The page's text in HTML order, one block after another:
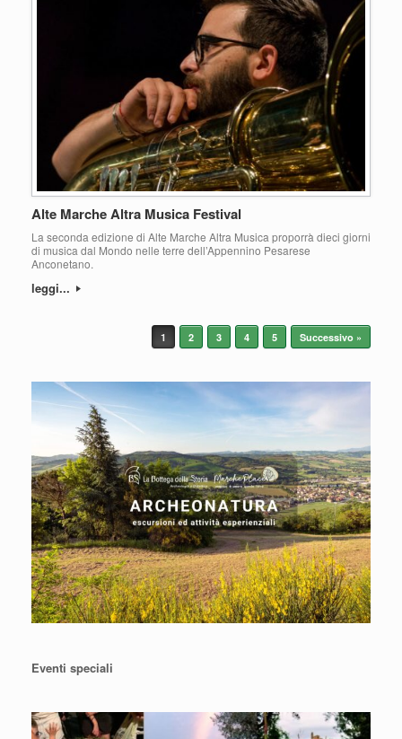
Alte Marche Altra Musica Festival
La seconda edizione di Alte Marche Altra Musica proporrà dieci giorni
di musica dal Mondo nelle terre dell’Appennino Pesarese
Anconetano.
leggi...
1 2 3 4 5 Successivo »
Eventi speciali